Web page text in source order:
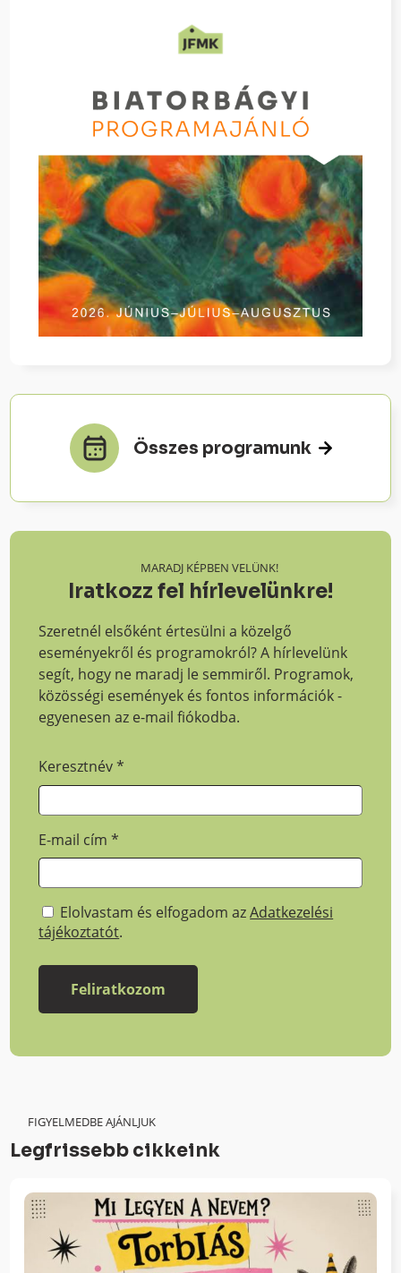
Összes programunk
MARADJ KÉPBEN VELÜNK!
Iratkozz fel hírlevelünkre!
Szeretnél elsőként értesülni a közelgő
eseményekről és programokról? A hírlevelünk
segít, hogy ne maradj le semmiről. Programok,
közösségi események és fontos információk -
egyenesen az e-mail fiókodba.
Keresztnév*
E-mail cím*
Elolvastam és elfogadom azAdatkezelési
tájékoztatót.
FIGYELMEDBE AJÁNLJUK
Legfrissebb cikkeink